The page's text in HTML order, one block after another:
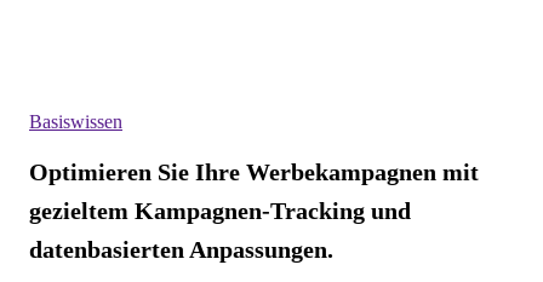
Basiswissen
Optimieren Sie Ihre Werbekampagnen mit
gezieltem Kampagnen-Tracking und
datenbasierten Anpassungen.